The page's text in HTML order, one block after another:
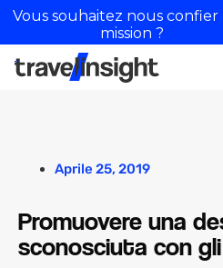
Aprile 25, 2019
Promuovere una
sconosciuta con
Vous souhaitez nous confier
mission ?